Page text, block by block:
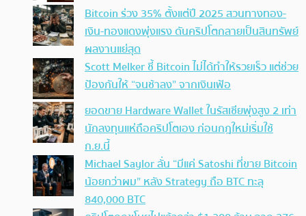
Bitcoin ร่วง 35% ตั้งแต่ปี 2025 สวนทางทอง-
เงิน-ทองแดงพุ่งแรง ดันคริปโตกลายเป็นสินทรัพย์
ผลงานแย่สุด
Scott Melker ชี้ Bitcoin ไม่ได้ทำให้รวยเร็ว แต่ช่วย
ป้องกันให้ “จนช้าลง” จากเงินเฟ้อ
ยอดขาย Hardware Wallet ในรัสเซียพุ่งสูง 2 เท่า
นักลงทุนแห่ถือคริปโตเอง ก่อนกฎใหม่เริ่มใช้
ก.ย.นี้
Michael Saylor ลั่น “มีแค่ Satoshi ที่ขาย Bitcoin
น้อยกว่าผม” หลัง Strategy ถือ BTC ทะลุ
840,000 BTC